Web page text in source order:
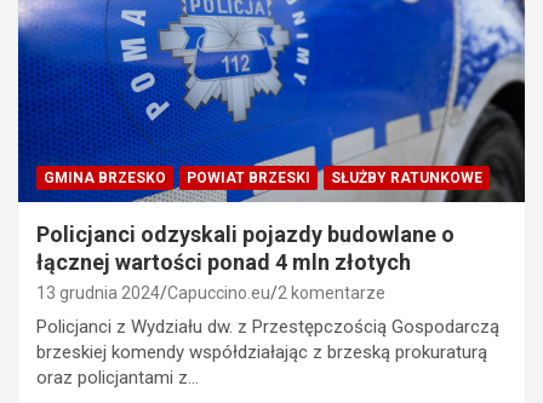
GMINA BRZESKO POWIAT BRZESKI SŁUŻBY RATUNKOWE
Policjanci odzyskali pojazdy budowlane o
łącznej wartości ponad 4 mln złotych
13 grudnia 2024 Capuccino.eu 2 komentarze
Policjanci z Wydziału dw. z Przestępczością Gospodarczą
brzeskiej komendy współdziałając z brzeską prokuraturą
oraz policjantami z…